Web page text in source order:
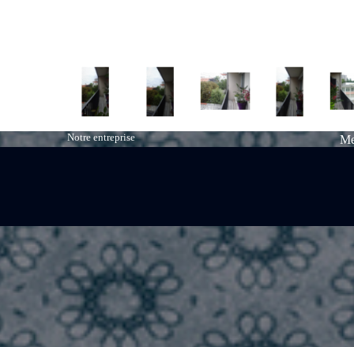
Notre entreprise